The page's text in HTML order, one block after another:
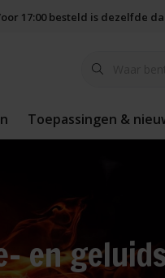
17:00 besteld is dezelfde
Toepassingen &
en